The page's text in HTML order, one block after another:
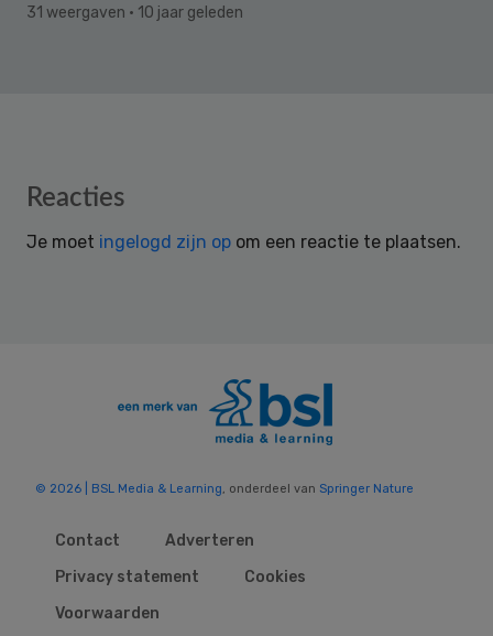
31 weergaven · 10 jaar geleden
Reader
Reacties
Je moet ingelogd zijn op om een reactie te plaatsen.
© 2026 | BSL Media & Learning, onderdeel van Springer Nature
Contact
Adverteren
Privacy statement
Cookies
Voorwaarden